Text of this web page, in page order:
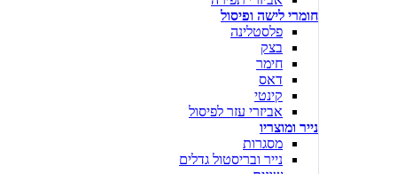
חומרי לישה ופיסול
פלסטלינה
בצק
חימר
דאס
קינטי
אביזרי עזר לפיסול
נייר ומוצריו
מסגרות
נייר ובריסטול גדלים